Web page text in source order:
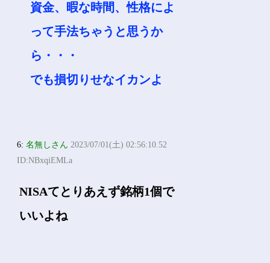
資金、暇な時間、性格によ
って手法ちゃうと思うか
ら・・・
でも損切りせなイカンよ
6:名無しさん 2023/07/01(土) 02:56:10.52
ID:NBxqiEMLa
NISAてとりあえず銘柄1個で
いいよね